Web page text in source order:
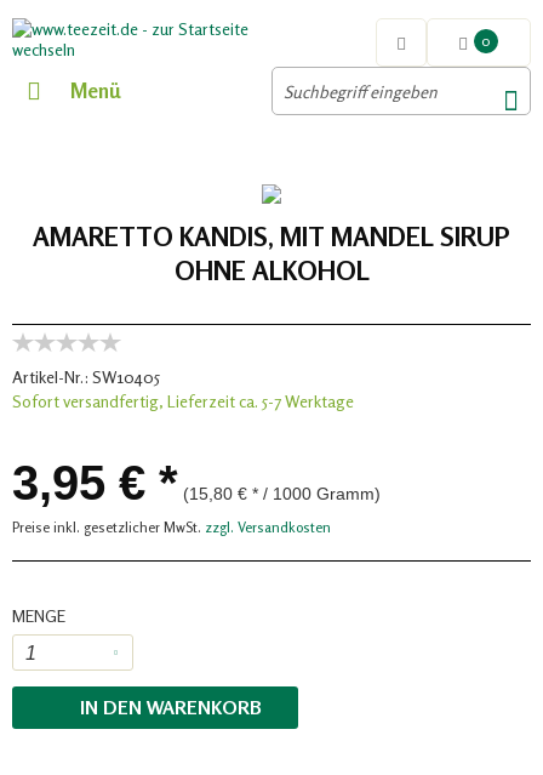
0
Menü
AMARETTO KANDIS, MIT MANDEL SIRUP
OHNE ALKOHOL
Artikel-Nr.: SW10405
Sofort versandfertig, Lieferzeit ca. 5-7 Werktage
3,95 € * (15,80 € * / 1000 Gramm)
Preise inkl. gesetzlicher MwSt. zzgl. Versandkosten
MENGE
IN DEN WARENKORB